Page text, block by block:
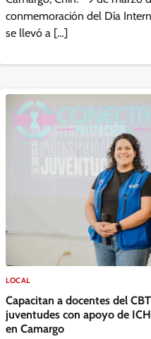
conmemoración del Día
se llevó a […]
LOCAL
Capacitan a docentes del
juventudes con apoyo de
en Camargo